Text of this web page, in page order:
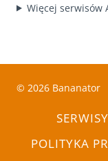
Więcej serwisów
© 2026 Bananator
POLITYKA